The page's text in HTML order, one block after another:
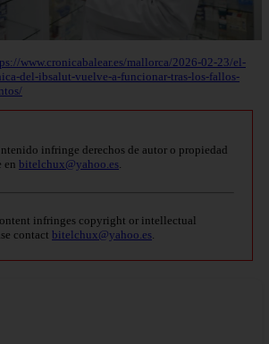
www.cronicabalear.es/mallorca/2026-02-23/el-
del-ibsalut-vuelve-a-funcionar-tras-los-fallos-
infringe derechos de autor o propiedad
en bitelchux@yahoo.es.
infringes copyright or intellectual
contact bitelchux@yahoo.es.